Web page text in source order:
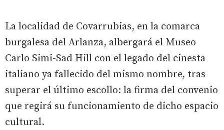
La localidad de Covarrubias, en la comarca
burgalesa del Arlanza, albergará el Museo
Carlo Simi-Sad Hill con el legado del cinesta
italiano ya fallecido del mismo nombre, tras
superar el último escollo: la firma del convenio
que regirá su funcionamiento de dicho espacio
cultural.